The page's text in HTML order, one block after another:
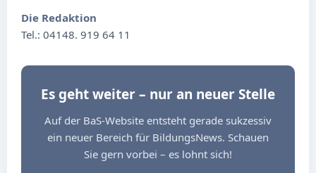
Die Redaktion
Tel.: 04148. 919 64 11
Es geht weiter – nur an neuer Stelle
Auf der BaS-Website entsteht gerade sukzessiv
ein neuer Bereich für BildungsNews. Schauen
Sie gern vorbei – es lohnt sich!